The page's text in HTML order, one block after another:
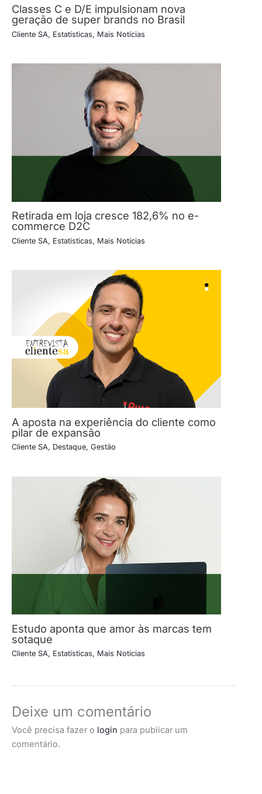
Classes C e D/E impulsionam nova
geração de super brands no Brasil
Cliente SA, Estatísticas, Mais Notícias
Retirada em loja cresce 182,6% no e-
commerce D2C
Cliente SA, Estatísticas, Mais Notícias
A aposta na experiência do cliente como
pilar de expansão
Cliente SA, Destaque, Gestão
Estudo aponta que amor às marcas tem
sotaque
Cliente SA, Estatísticas, Mais Notícias
Deixe um comentário
Você precisa fazer o login para publicar um
comentário.